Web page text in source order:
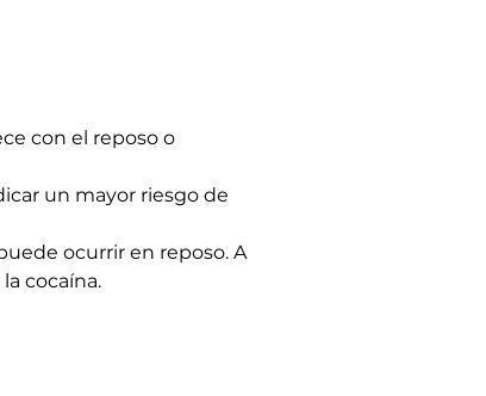
con el reposo o
un mayor riesgo de
ocurrir en reposo. A
cocaína.